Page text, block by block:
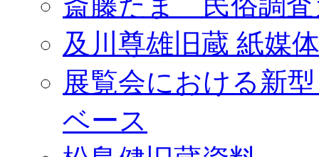
及川尊雄旧蔵 紙媒
展覧会における新
ベース